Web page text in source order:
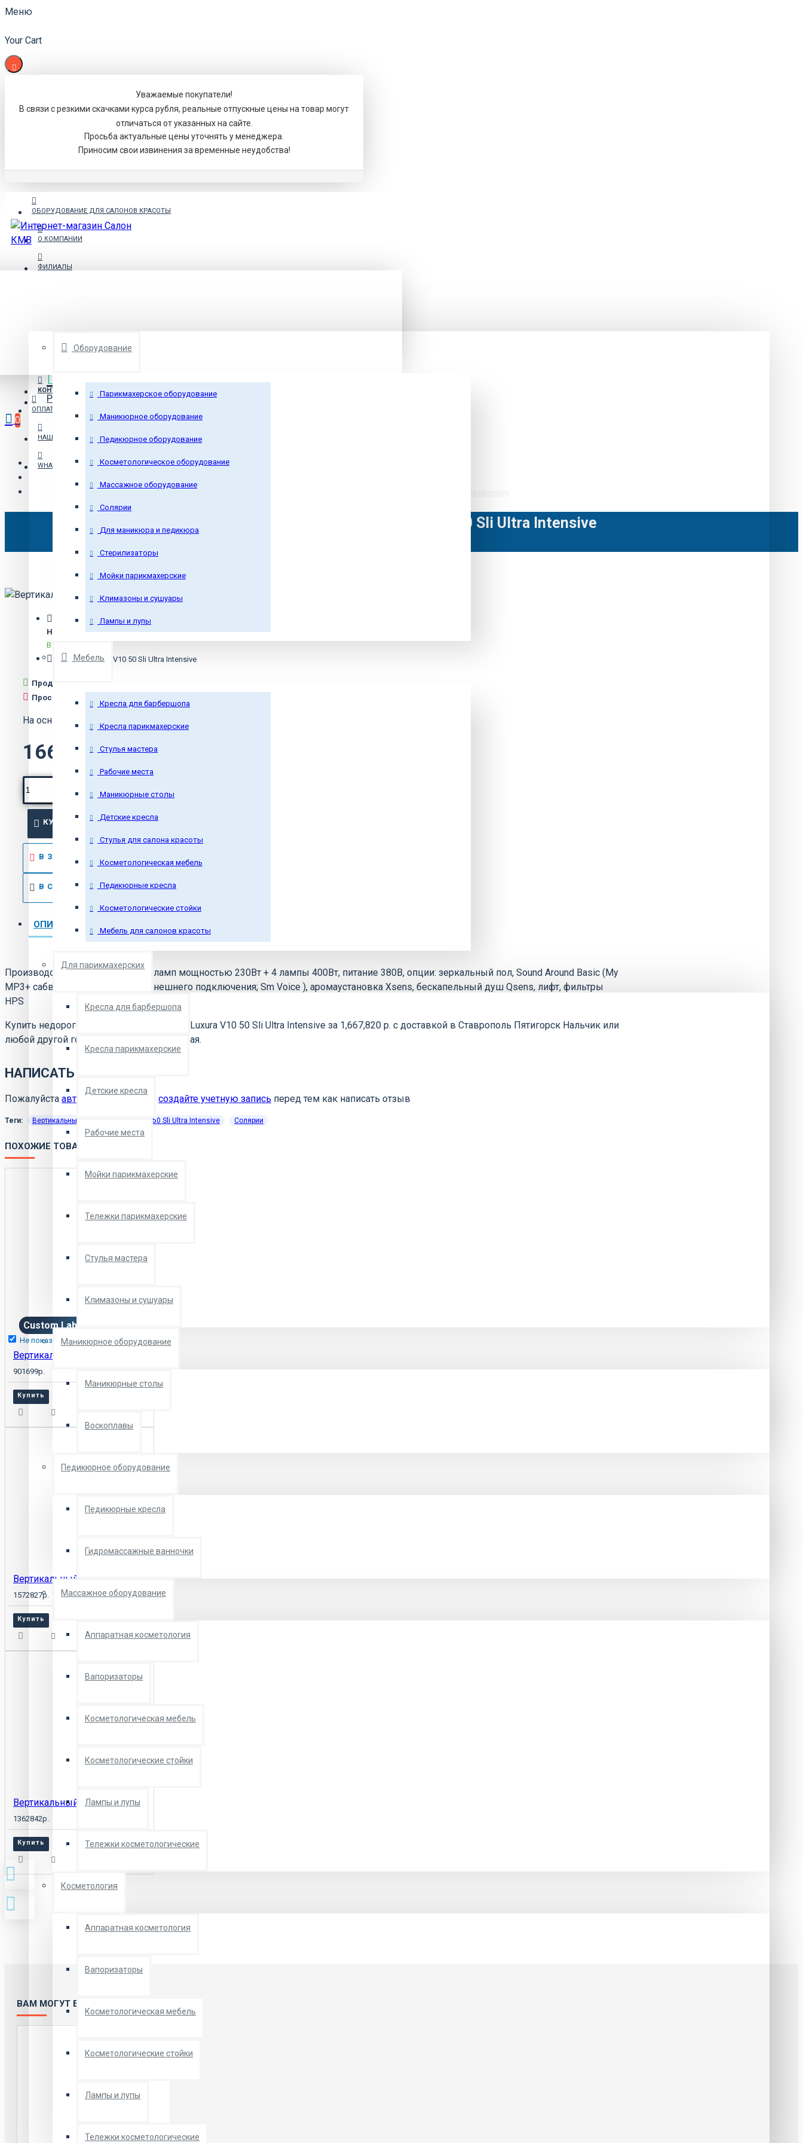
Меню
Your Cart
Уважаемые покупатели!
В связи с резкими скачками курса рубля, реальные отпускные цены на товар могут
отличаться от указанных на сайте.
Просьба актуальные цены уточнять у менеджера.
Приносим свои извинения за временные неудобства!
Не показывать снова
ОБОРУДОВАНИЕ ДЛЯ САЛОНОВ КРАСОТЫ
О КОМПАНИИ
ФИЛИАЛЫ
ОПЛАТА И ДОСТАВКА
НАШИ РАБОТЫ
WHATSAPP
Бесплатная Доставка
Рассрочкаили кредит
Оборудование
Парикмахерское оборудование
Маникюрное оборудование
Педикюрное оборудование
Косметологическое оборудование
Массажное оборудование
Солярии
Для маникюра и педикюра
Стерилизаторы
Мойки парикмахерские
Климазоны и сушуары
Лампы и лупы
Мебель
Кресла для барбершопа
Кресла парикмахерские
Стулья мастера
Рабочие места
Маникюрные столы
Детские кресла
Стулья для салона красоты
Косметологическая мебель
Педикюрные кресла
Косметологические стойки
Мебель для салонов красоты
Для парикмахерских
Кресла для барбершопа
Кресла парикмахерские
Детские кресла
Рабочие места
Мойки парикмахерские
Тележки парикмахерские
Стулья мастера
Климазоны и сушуары
Маникюрное оборудование
Маникюрные столы
Воскоплавы
Педикюрное оборудование
Педикюрные кресла
Гидромассажные ванночки
Массажное оборудование
Аппаратная косметология
Вапоризаторы
Косметологическая мебель
Косметологические стойки
Лампы и лупы
Тележки косметологические
Косметология
Аппаратная косметология
Вапоризаторы
Косметологическая мебель
Косметологические стойки
Лампы и лупы
Тележки косметологические
КОНТАКТЫ
0
Вертикальный солярий Luxura V10 50 Sli Ultra Intensive
Наличие:
В наличии
Модель: Luxura V10 50 Sli Ultra Intensive
Продано: 0
Просмотрено: 1975
На основе 0 отзывов.
1667820р.
КУПИТЬ
В ЗАКЛАДКИ
В СРАВНЕНИЕ
ОПИСАНИЕ
Производство - Нидерланды. 50 ламп мощностью 230Вт + 4 лампы 400Вт, питание 380В, опции: зеркальный пол, Sound Around Basic (My
MP3+ сабвуфер, 4 разъема для внешнего подключения; Sm Voice ), аромаустановка Xsens, бескапельный душ Qsens, лифт, фильтры
HPS
Купить недорого Вертикальный солярий Luxura V10 50 Sli Ultra Intensive за 1,667,820 р. с доставкой в Ставрополь Пятигорск Нальчик или
любой другой город Ставропольского края.
НАПИСАТЬ ОТЗЫВ
Пожалуйста авторизируйтесь создайте учетную запись перед тем как написать отзыв
Теги: Вертикальный солярий Luxura V10 50 Sli Ultra Intensive Солярии
ПОХОЖИЕ ТОВАРЫ
Custom Labels
901699р.
Купить
1572827р.
Купить
1362842р.
Купить
ВАМ МОГУТ БЫТЬ ИНТЕРЕСНЫ: